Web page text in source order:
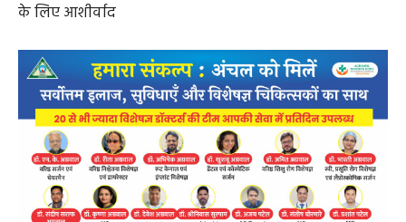
के लिए आशीर्वाद